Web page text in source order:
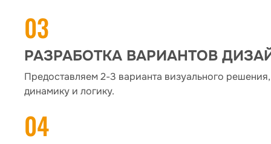
РАЗРАБОТКА ВАРИАНТОВ
Предоставляем 2-3 варианта визуального
динамику и логику.